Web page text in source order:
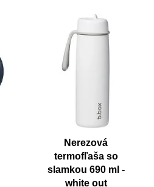
Nerezová
termofľaša so
slamkou 690 ml -
white out